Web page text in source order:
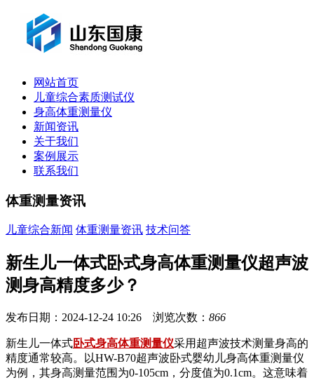
网站首页
儿童综合素质测试仪
身高体重测量仪
新闻资讯
关于我们
案例展示
联系我们
体重测量资讯
儿童综合新闻 体重测量资讯 技术问答
新生儿一体式卧式身高体重测量仪超声波
测身高精度多少？
发布日期：2024-12-24 10:26 浏览次数： 866
新生儿一体式卧式身高体重测量仪采用超声波技术测量身高的
精度通常较高。以HW-B70超声波卧式婴幼儿身高体重测量仪
为例，其身高测量范围为0-105cm，分度值为0.1cm。这意味着